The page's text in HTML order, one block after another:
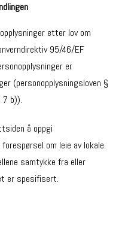
etter lov om
95/46/EF
er
(personopplysningsloven §
7 b)).
å oppgi
om leie av lokale.
samtykke fra eller
er spesifisert.